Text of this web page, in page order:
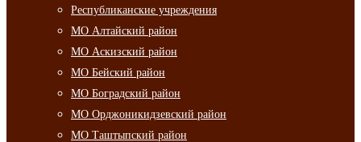
Республиканские учреждения
МО Алтайский район
МО Аскизский район
МО Бейский район
МО Боградский район
МО Орджоникидзевский район
МО Таштыпский район